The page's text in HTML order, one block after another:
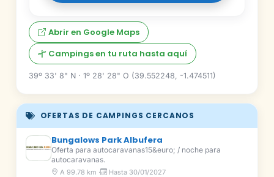
Abrir en Google Maps
Campings en tu ruta hasta aquí
39º 33' 8" N · 1º 28' 28" O (39.552248, -1.474511)
OFERTAS DE CAMPINGS CERCANOS
Bungalows Park Albufera
Oferta para autocaravanas15&euro; / noche para
autocaravanas.
A 99.78 km · Hasta 30/01/2027